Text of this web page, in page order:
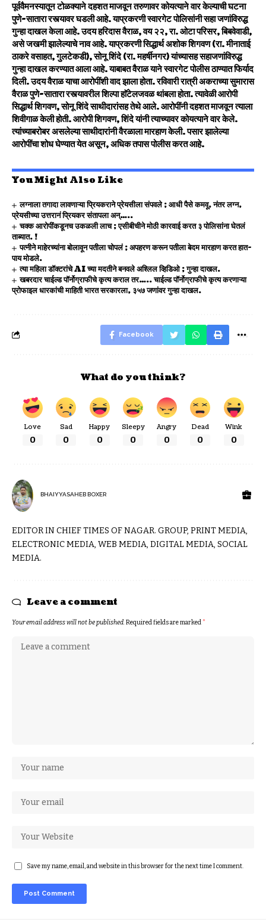
पूर्ववैमनस्यातून टोळक्याने दहशत माजवून तरुणावर कोयत्याने वार केल्याची घटना
पुणे-सातारा रस्त्यावर घडली आहे. याप्रकरणी स्वारगेट पोलिसांनी सहा जणांविरुद्ध
गुन्हा दाखल केला आहे. उदय हरिदास वैराळ, वय २२, रा. ओटा परिसर, बिबवेवाडी,
असे जखमी झालेल्याचे नाव आहे. याप्रकरणी सिद्धार्थ अशोक शिगवण (रा. मीनाताई
ठाकरे वसाहत, गुलटेकडी), सोनू शिंदे (रा. महर्षीनगर) यांच्यासह सहाजणांविरुद्ध
गुन्हा दाखल करण्यात आला आहे. याबाबत वैराळ याने स्वारगेट पोलीस ठाण्यात फिर्याद
दिली. उदय वैराळ याचा आरोपींशी वाद झाला होता. रविवारी रात्री अकराच्या सुमारास
वैराळ पुणे-सातारा रस्त्यावरील शिल्पा हाॅटेलजवळ थांबला होता. त्यावेळी आरोपी
सिद्धार्थ शिगवण, सोनू शिंदे साथीदारांसह तेथे आले. आरोपींनी दहशत माजवून त्याला
शिवीगाळ केली होती. आरोपी शिगवण, शिंदे यांनी त्याच्यावर कोयत्याने वार केले.
त्यांच्याबरोबर असलेल्या साथीदारांनी वैरळाला मारहाण केली. पसार झालेल्या
आरोपींचा शोध घेण्यात येत असून, अधिक तपास पोलीस करत आहे.
You Might Also Like
लग्नाला तगादा लावणाऱ्या प्रियकराने प्रेयसीला संपवले ; आधी पैसे कमवू, नंतर लग्न,
प्रेयसीच्या उत्तरानं प्रियकर संतापला अन्…..
चक्क आरोपींकडूनच उकळली लाच ; एसीबीचीने मोठी कारवाई करत ३ पोलिसांना घेतलं
ताब्यात. !
पत्नीने माहेरच्यांना बोलावून पतीला चोपलं ; अपहरण करून पतीला बेदम मारहाण करत हात-
पाय मोडले.
त्या महिला डॉक्टरांचे AI च्या मदतीने बनवले अश्लिल व्हिडिओ ; गुन्हा दाखल.
खबरदार चाईल्ड पॉर्नोग्राफीचे कृत्य कराल तर….. चाईल्ड पॉर्नोग्राफीचे कृत्य करणाऱ्या
प्रोफाइल धारकांची माहिती भारत सरकारला, ३५७ जणांवर गुन्हा दाखल.
Facebook
What do you think?
Love
0
Sad
0
Happy
0
Sleepy
0
Angry
0
Dead
0
Wink
0
BHAIYYASAHEB BOXER
EDITOR IN CHIEF TIMES OF NAGAR. GROUP, PRINT MEDIA,
ELECTRONIC MEDIA, WEB MEDIA, DIGITAL MEDIA, SOCIAL
MEDIA.
Leave a comment
Your email address will not be published.Required fields are marked*
Save my name, email, and website in this browser for the next time I comment.